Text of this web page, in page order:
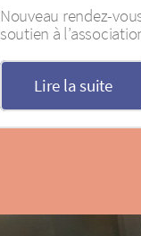
Nouveau rendez-
soutien à
Lire la suite